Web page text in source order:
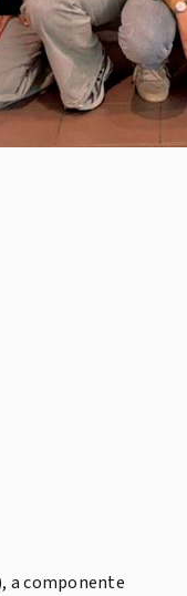
a componente